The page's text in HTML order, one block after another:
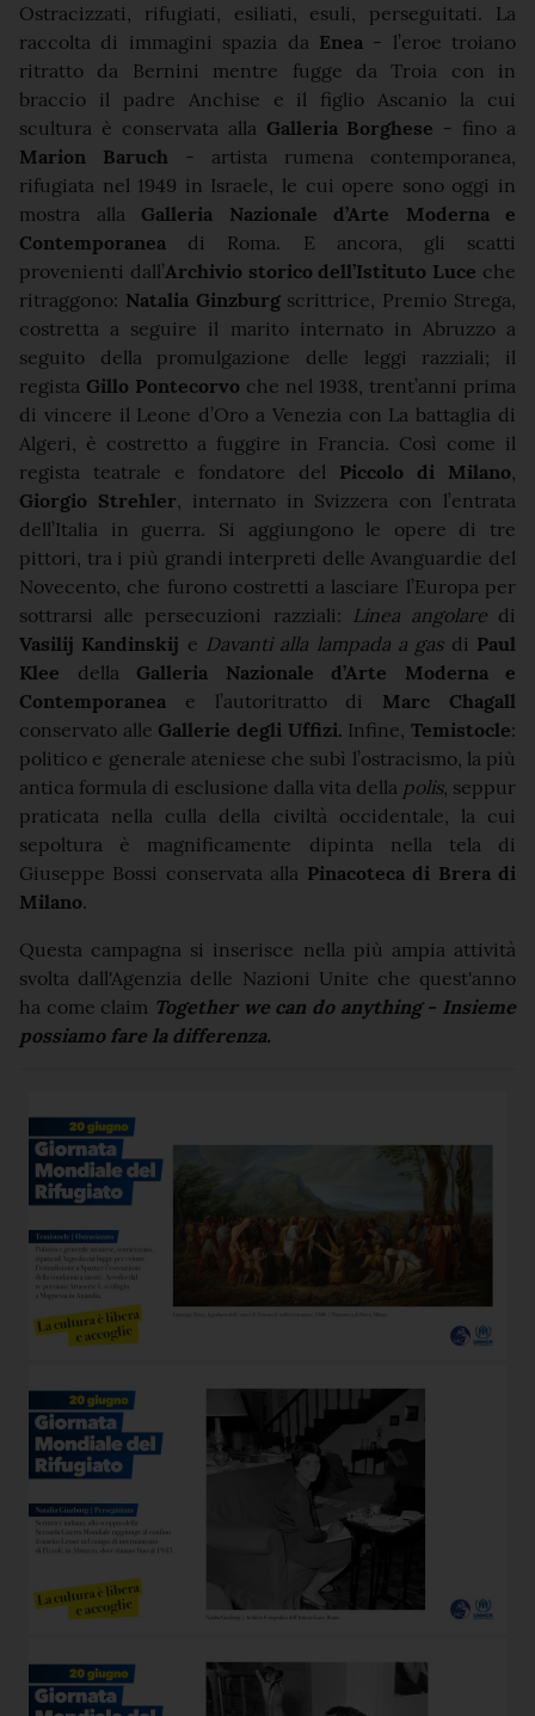
Ostracizzati, rifugiati, esiliati, esuli, perseguitati. La
raccolta di immagini spazia da Enea- l’eroe troiano
ritratto da Bernini mentre fugge da Troia con in
braccio il padre Anchise e il figlio Ascanio la cui
scultura è conservata alla Galleria Borghese - fino a
Marion Baruch - artista rumena contemporanea,
rifugiata nel 1949 in Israele, le cui opere sono oggi in
mostra alla Galleria Nazionale d’Arte Moderna e
Contemporanea di Roma. E ancora, gli scatti
provenienti dall’Archivio storico dell’Istituto Luce che
ritraggono: Natalia Ginzburgscrittrice, Premio Strega,
costretta a seguire il marito internato in Abruzzo a
seguito della promulgazione delle leggi razziali; il
regista Gillo Pontecorvo che nel 1938, trent’anni prima
di vincere il Leone d’Oro a Venezia con La battaglia di
Algeri, è costretto a fuggire in Francia. Così come il
regista teatrale e fondatore del Piccolo di Milano,
Giorgio Strehler, internato in Svizzera con l’entrata
dell’Italia in guerra. Si aggiungono le opere di tre
pittori, tra i più grandi interpreti delle Avanguardie del
Novecento, che furono costretti a lasciare l’Europa per
sottrarsi alle persecuzioni razziali: Linea angolaredi
Vasilij Kandinskij e Davanti alla lampada a gasdi Paul
Klee della Galleria Nazionale d’Arte Moderna e
Contemporanea e l’autoritratto di Marc Chagall
conservato alle Gallerie degli Uffizi. Infine,Temistocle:
politico e generale ateniese che subì l’ostracismo, la più
antica formula di esclusione dalla vita della polis, seppur
praticata nella culla della civiltà occidentale, la cui
sepoltura è magnificamente dipinta nella tela di
Giuseppe Bossi conservata alla Pinacoteca di Brera di
Milano.
Questa campagna si inserisce nella più ampia attività
svolta dall'Agenzia delle Nazioni Unite che quest'anno
ha come claim Together we can do anything - Insieme
possiamo fare la differenza.